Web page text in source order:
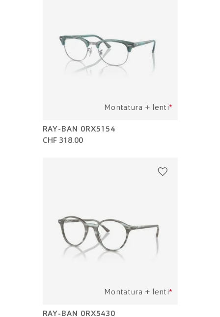
Montatura + lenti*
RAY-BAN 0RX5154
CHF 318.00
Montatura + lenti*
RAY-BAN 0RX5430